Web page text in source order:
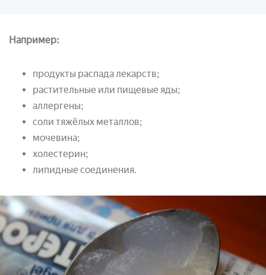
Например:
продукты распада лекарств;
растительные или пищевые яды;
аллергены;
соли тяжёлых металлов;
мочевина;
холестерин;
липидные соединения.